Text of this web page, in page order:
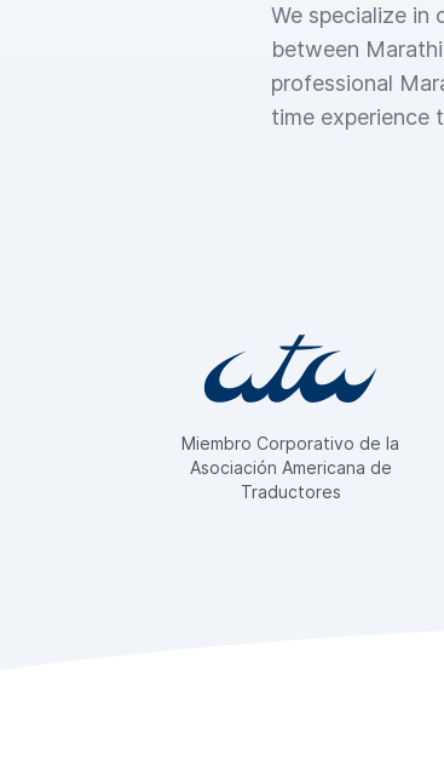
We specialize in
between
professional
time experience
Miembro Corporativo de la
Asociación Americana de
Traductores